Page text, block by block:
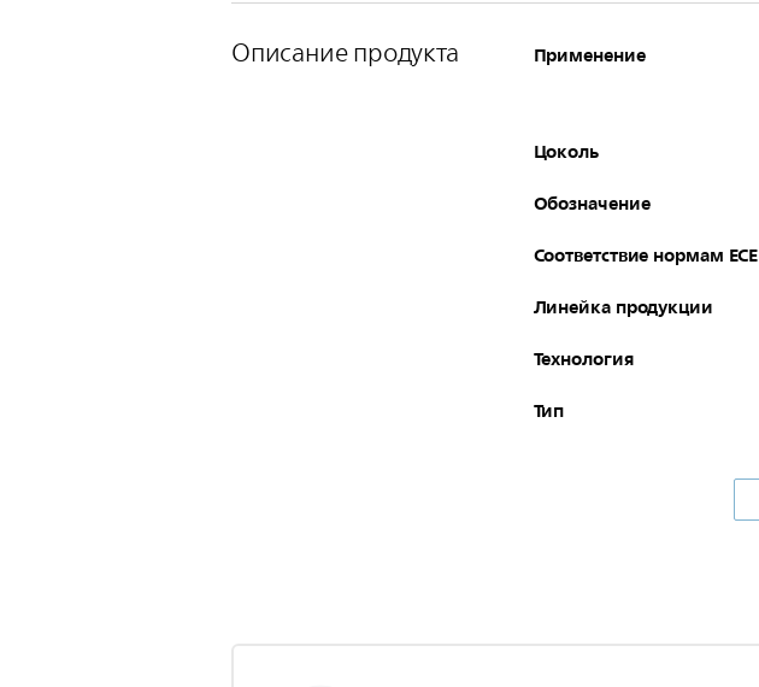
Описание продукта Применение
Цоколь
Обозначение
Соответствие нормам ECE
Линейка продукции
Технология
Тип